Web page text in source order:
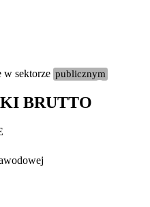
100-200 tysięcy
w sektorze publicznym
BRUTTO